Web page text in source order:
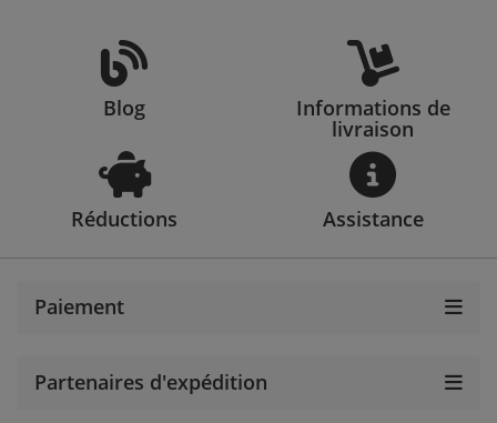
Blog Informations de
livraison
Réductions Assistance
Paiement
Partenaires d'expédition